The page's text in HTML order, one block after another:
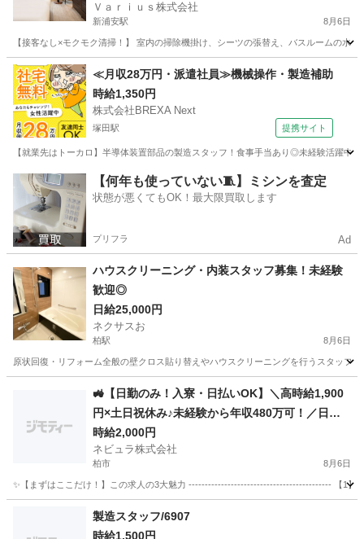
Ｖａｒｉｕｓ株式会社
新浦安駅 8月6日
【接客なし×モクモク清掃！】 室内の掃除機掛け、シーツの張替え、バスルームの水
千葉 浦安市 新浦安駅 清掃 客室
≪月収28万円・派遣社員≫機械操作・製造補助
時給1,350円
株式会社BREXA Next
塚田駅 提携サイト
【就業先はトーカロ】半導体装置部品の製造スタッフ！食事手当あり◎未経験活躍
千葉 船橋市 塚田駅 その他
【何年も使っていない🧵】ミシンを査定
状態が悪くてもOK！最大限買取します
プリフラ Ad
ハウスクリーニング・内装スタッフ募集！未経験
歓迎◎
日給25,000円
ネクサスお
柏駅 8月6日
原状回復・リフォーム全般の壁クロス貼り替えやハウスクリーニングを行うスタッフ
柏駅 軽作業 スタッフ
🚜【日勤のみ！入寮・日払いOK】＼高時給1,900
円×土日祝休み♪未経験から年収480万可！／日払
いOK＆交通費別途支給の大手トラクター・エンジ
ン製造スタッフ［茨城県つくばみらい市］80907
時給2,000円
ネビュラ株式会社
柏市 8月6日
✨【まずはここだけ！】この求人の3大魅力 -------------------------------------------- 【1】
軽作業
製造スタッフ/6907
時給1,500円